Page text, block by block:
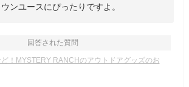
ンユースにぴったりですよ。
回答された質問
！MYSTERY RANCHのアウトドアグッズのお